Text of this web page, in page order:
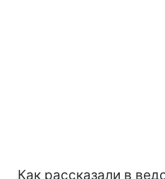
Как рассказали в